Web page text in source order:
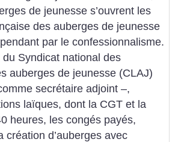
de jeunesse s’ouvrent les
des auberges de jeunesse
par le confessionnalisme.
Syndicat national des
auberges de jeunesse (CLAJ)
secrétaire adjoint –,
laïques, dont la CGT et la
heures, les congés payés,
d’auberges avec